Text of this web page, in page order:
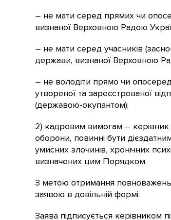
– не мати серед прямих чи
визнаної Верховною Радою
– не мати серед учасників
держави, визнаної Верховною
– не володіти прямо чи
утвореної та зареєстрованої
(державою-окупантом);
2) кадровим вимогам – керівник
оборони, повинні бути
умисних злочинів, хронічних
визначених цим Порядком.
З метою отримання повноважень
заявою в довільній формі.
Заява підписується